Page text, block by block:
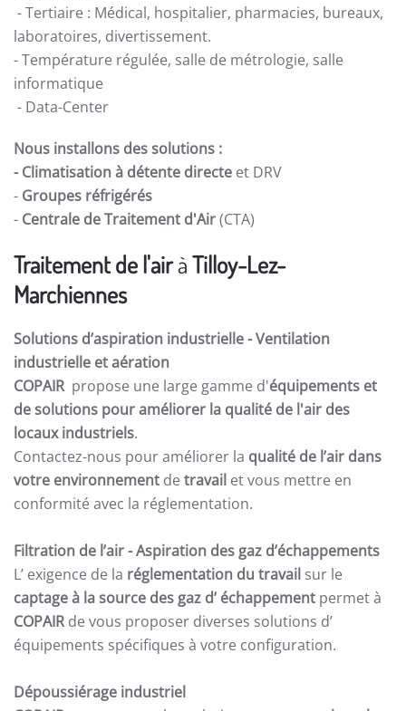
- Tertiaire : Médical, hospitalier, pharmacies, bureaux,
laboratoires, divertissement.
- Température régulée, salle de métrologie, salle
informatique
- Data-Center
Nous installons des solutions :
- Climatisation à détente directe et DRV
- Groupes réfrigérés
- Centrale de Traitement d'Air(CTA)
Traitement de l'airàTilloy-Lez-
Marchiennes
Solutions d’aspiration industrielle -Ventilation
industrielle et aération
COPAIR propose une large gamme d'équipements et
de solutions pour améliorer la qualité de l'air des
locaux industriels.
Contactez-nous pour améliorer la qualité de l’air dans
votre environnement de travail et vous mettre en
conformité avec la réglementation.
Filtration de l’air- Aspiration des gaz d’échappements
L’ exigence de la réglementation du travail sur le
captage à la source des gaz d’ échappement permet à
COPAIRde vous proposer diverses solutions d’
équipements spécifiques à votre configuration.
Dépoussiérage industriel